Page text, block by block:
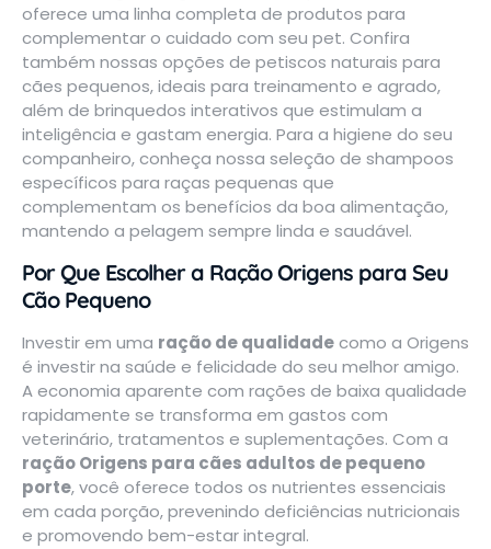
oferece uma linha completa de produtos para
complementar o cuidado com seu pet. Confira
também nossas opções de petiscos naturais para
cães pequenos, ideais para treinamento e agrado,
além de brinquedos interativos que estimulam a
inteligência e gastam energia. Para a higiene do seu
companheiro, conheça nossa seleção de shampoos
específicos para raças pequenas que
complementam os benefícios da boa alimentação,
mantendo a pelagem sempre linda e saudável.
Por Que Escolher a Ração Origens para Seu
Cão Pequeno
Investir em uma ração de qualidadecomo a Origens
é investir na saúde e felicidade do seu melhor amigo.
A economia aparente com rações de baixa qualidade
rapidamente se transforma em gastos com
veterinário, tratamentos e suplementações. Com a
ração Origens para cães adultos de pequeno
porte, você oferece todos os nutrientes essenciais
em cada porção, prevenindo deficiências nutricionais
e promovendo bem-estar integral.